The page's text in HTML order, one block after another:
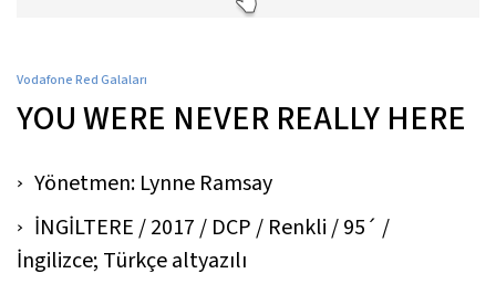
Vodafone Red Galaları
YOU WERE NEVER REALLY HERE
Yönetmen: Lynne Ramsay
İNGİLTERE / 2017 / DCP / Renkli / 95´ /
İngilizce; Türkçe altyazılı